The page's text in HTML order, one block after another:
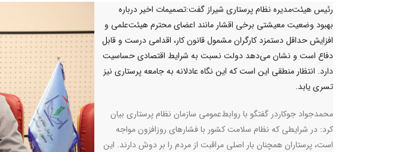
رئیس هیئت‌مدیره نظام پرستاری شیراز گفت:تصمیمات اخیر درباره
بهبود وضعیت معیشتی برخی اقشار مانند اعضای محترم هیئت‌علمی و
افزایش حداقل دستمزد کارگران مشمول قانون کار، اقدامی درست و قابل
دفاع است و نشان می‌دهد دولت نسبت به شرایط اقتصادی حساسیت
دارد. انتظار منطقی این است که این نگاه عادلانه به جامعه پرستاری نیز
تسری یابد.
محمدجواد جوکاردر گفتگو با روابط‌عمومی سازمان نظام پرستاری بیان
کرد: در شرایطی که نظام سلامت کشور با فشارهای روزافزون مواجه
است، پرستاران همچنان بار اصلی مراقبت از مردم را بر دوش دارند. این